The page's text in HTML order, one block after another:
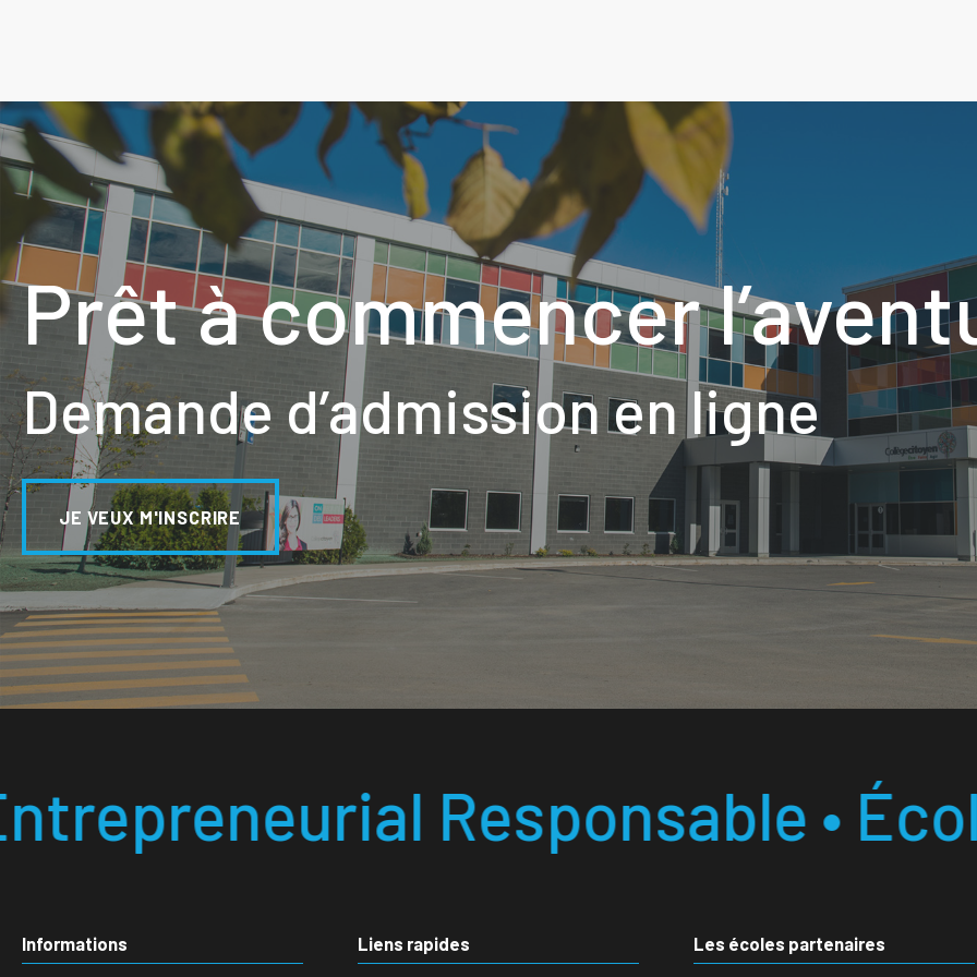
Prêt à commencer
Demande d’admission en ligne
JE VEUX M'INSCRIRE
Responsable • École
Informations Liens rapides Les écoles partenaires